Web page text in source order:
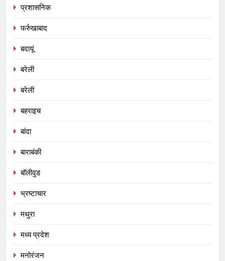
प्रशासनिक
फर्रुखाबाद
बदायूं
बरेली
बरेली
बहराइच
बांदा
बाराबंकी
बॉलीवुड
भ्रष्टाचार
मथुरा
मध्य प्रदेश
मनोरंजन